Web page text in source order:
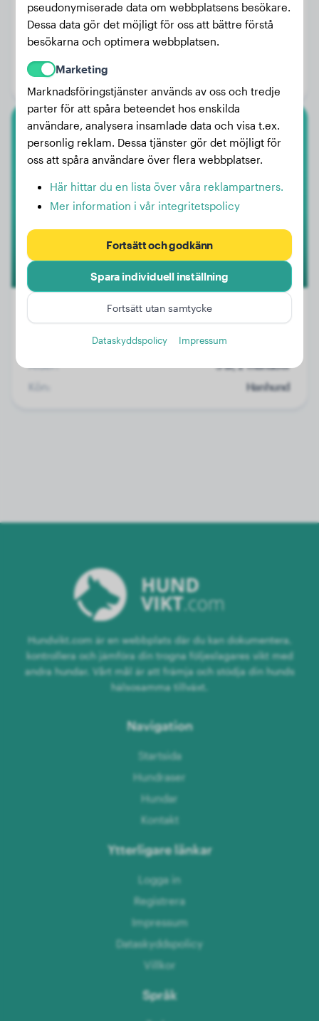
Vikt:
Ålder:
Kön:
Cane Corso
Ålder:
3 år, 2 månader
Kön:
Hanhund
Hundvikt.com är en webbplats där du kan dokumentera,
kontrollera och jämföra din trogna följeslagares vikt med
andra hundar. Vårt mål är att främja och stödja din hunds
hälsosamma tillväxt.
Navigation
Startsida
Hundraser
Hundar
Kontakt
Ytterligare länkar
Logga in
Registrera
Impressum
Dataskyddspolicy
Villkor
Språk
pseudonymiserade data om webbplatsens besökare.
Dessa data gör det möjligt för oss att bättre förstå
besökarna och optimera webbplatsen.
Marketing
Marknadsföringstjänster används av oss och tredje
parter för att spåra beteendet hos enskilda
användare, analysera insamlade data och visa t.ex.
personlig reklam. Dessa tjänster gör det möjligt för
oss att spåra användare över flera webbplatser.
Här hittar du en lista över våra reklampartners.
Mer information i vår integritetspolicy
Fortsätt och godkänn
Spara individuell inställning
Fortsätt utan samtycke
Dataskyddspolicy Impressum